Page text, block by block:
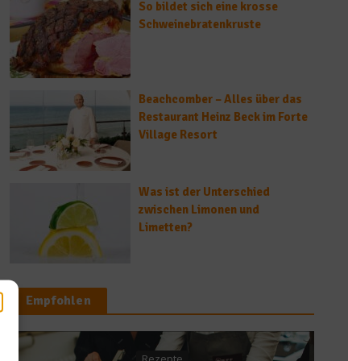
So bildet sich eine krosse
Schweinebratenkruste
Beachcomber – Alles über das
Restaurant Heinz Beck im Forte
Village Resort
Was ist der Unterschied
zwischen Limonen und
Limetten?
Empfohlen